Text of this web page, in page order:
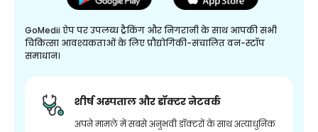
GoMedii ऐप पर उपलब्ध ट्रैकिंग और निगरानी के साथ आपकी सभी
चिकित्सा आवश्यकताओं के लिए प्रौद्योगिकी-संचालित वन-स्टॉप
समाधान।
शीर्ष अस्पताल और डॉक्टर नेटवर्क
अपने मामले में सबसे अनुभवी डॉक्टरों के साथ अत्याधुनिक